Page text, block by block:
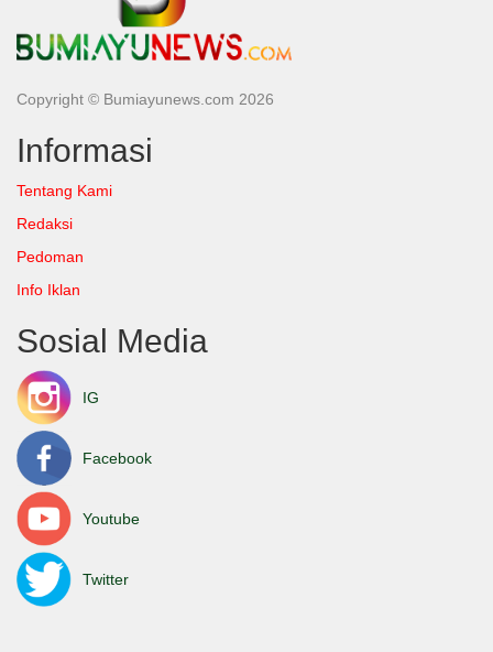
Copyright © Bumiayunews.com 2026
Informasi
Tentang Kami
Redaksi
Pedoman
Info Iklan
Sosial Media
IG
Facebook
Youtube
Twitter